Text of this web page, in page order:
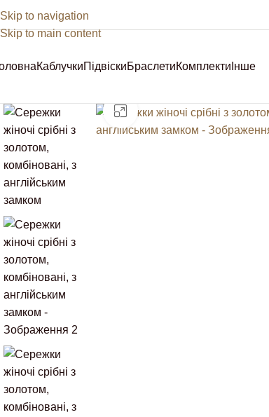
Skip to navigation
Skip to main content
КаблучкиПідвіскиБраслетиКомплекти Інше
Клацніть, щоб збільшити